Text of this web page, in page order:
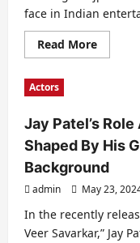
सिनेमा
तक
की
यात्रा
face in Indian
Read MoreRead
more
An
Actor
With
Rare
Calibre
Actors
Jay Patel’s
Shaped By His
Background
admin May 23,
In the recently
Veer Savarkar,” Jay